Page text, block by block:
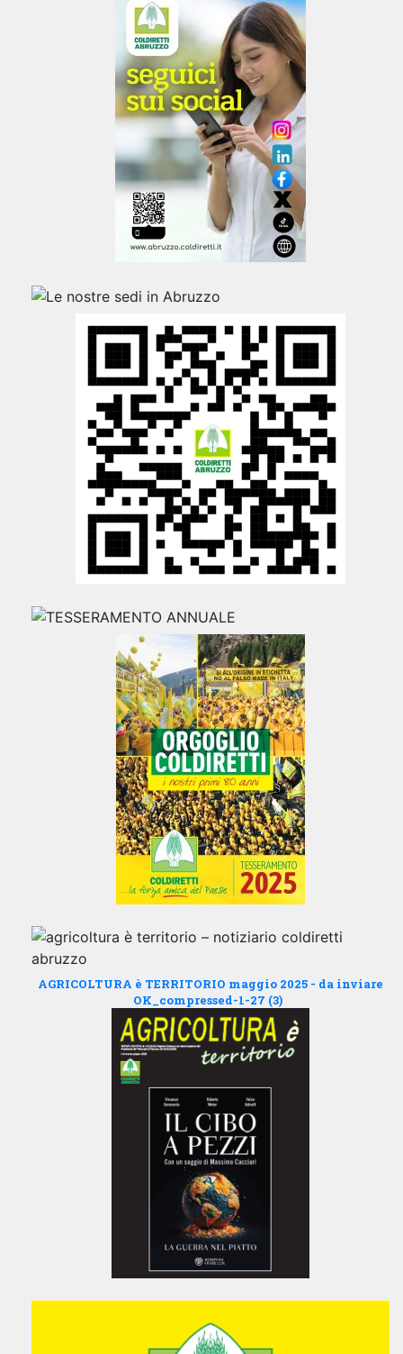
AGRICOLTURA è TERRITORIO maggio 2025 - da inviare
OK_compressed-1-27 (3)